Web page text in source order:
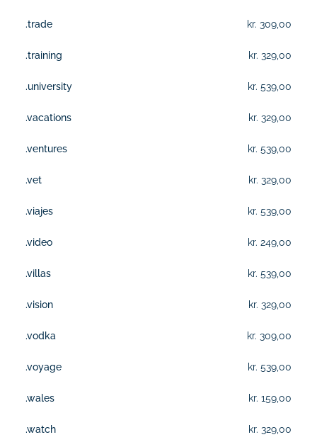
kr. 309,00
.trade
kr. 329,00
.training
kr. 539,00
.university
kr. 329,00
.vacations
kr. 539,00
.ventures
kr. 329,00
.vet
kr. 539,00
.viajes
kr. 249,00
.video
kr. 539,00
.villas
kr. 329,00
.vision
kr. 309,00
.vodka
kr. 539,00
.voyage
kr. 159,00
.wales
kr. 329,00
.watch